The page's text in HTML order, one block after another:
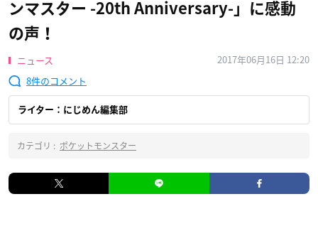
ンマスター -20th Anniversary-​」に感動
の声！
ニュース
2017年06月16日 12:20
8
ライター：にじめん編集部
カテゴリ : ポケットモンスター